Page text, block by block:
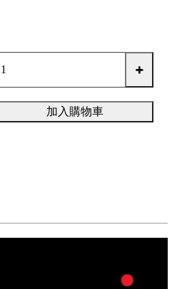
加入購物車